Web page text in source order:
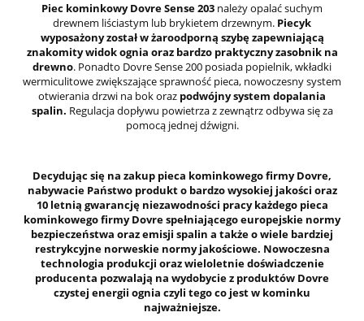
Piec kominkowy Dovre Sense 203 należy opalać suchym
drewnem liściastym lub brykietem drzewnym. Piecyk
wyposażony został w żaroodporną szybę zapewniającą
znakomity widok ognia oraz bardzo praktyczny zasobnik na
drewno. Ponadto Dovre Sense 200 posiada popielnik, wkładki
wermiculitowe zwiększające sprawność pieca, nowoczesny system
otwierania drzwi na bok oraz podwójny system dopalania
spalin. Regulacja dopływu powietrza z zewnątrz odbywa się za
pomocą jednej dźwigni.
Decydując się na zakup pieca kominkowego firmy Dovre,
nabywacie Państwo produkt o bardzo wysokiej jakości oraz
10 letnią gwarancję niezawodności pracy każdego pieca
kominkowego firmy Dovre spełniającego europejskie normy
bezpieczeństwa oraz emisji spalin a także o wiele bardziej
restrykcyjne norweskie normy jakościowe. Nowoczesna
technologia produkcji oraz wieloletnie doświadczenie
producenta pozwalają na wydobycie z produktów Dovre
czystej energii ognia czyli tego co jest w kominku
najważniejsze.